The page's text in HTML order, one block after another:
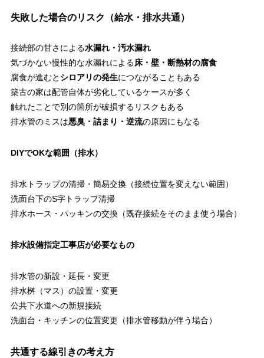
失敗した場合のリスク（給水・排水共通）
接続部の甘さによる水漏れ・汚水漏れ
気づかない慢性的な水漏れによる床・壁・断熱材の腐食
腐食が進むと シロアリの発生につながることもある
築古の家は配管自体が劣化しているケースが多く
触れたことで別の箇所が破損するリスクもある
排水管のミスは悪臭・詰まり・逆流の原因にもなる
DIYでOKな範囲（排水）
排水トラップの清掃・簡易交換（接続位置を変えない範囲）
洗面台下のS字トラップ清掃
排水ホース・パッキンの交換（既存接続をそのまま使う場合）
排水設備指定工事店が必要なもの
排水管の新設・延長・変更
排水桝（マス）の設置・変更
公共下水道への新規接続
洗面台・キッチンの位置変更（排水管移動が伴う場合）
共通する線引きの考え方